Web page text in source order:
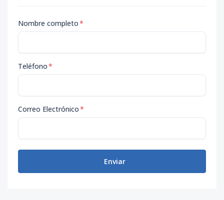
Nombre completo*
Teléfono*
Correo Electrónico*
Enviar